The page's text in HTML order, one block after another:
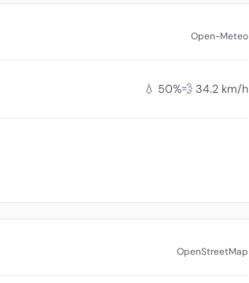
Open-Meteo
💧 50%💨 34.2 km/h
OpenStreetMap